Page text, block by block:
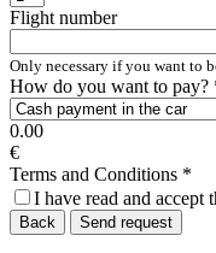
Flight number
Only necessary if you want to
How do you want to pay?
0.00
€
Terms and Conditions *
I have read and accept
Back Send request